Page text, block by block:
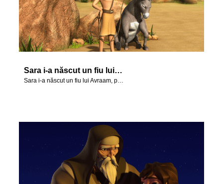
Sara i-a născut un fiu lui Avraam, pe Isaac.
Sara i-a născut un fiu lui Avraam, pe Isaac.